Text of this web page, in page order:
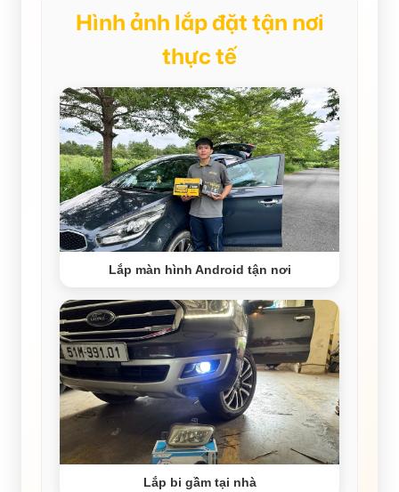
Hình ảnh lắp đặt tận nơi
thực tế
Lắp màn hình Android tận nơi
Lắp bi gầm tại nhà